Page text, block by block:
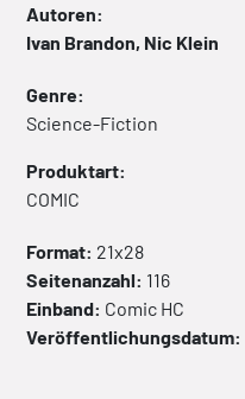
Autoren:
Ivan Brandon, Nic Klein
Genre:
Science-Fiction
Produktart:
COMIC
Format: 21x28
Seitenanzahl: 116
Einband: Comic HC
Veröffentlichungsdatum: